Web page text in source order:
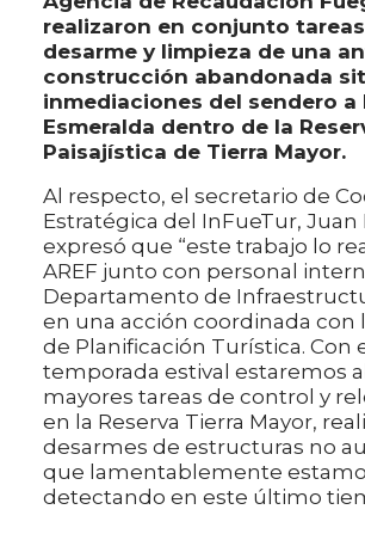
realizaron en conjunto
desarme y limpieza de una
construcción abandonada
inmediaciones del sendero a
Esmeralda dentro de la
Paisajística de Tierra Mayor.
Al respecto, el secretario de
Estratégica del InFueTur, Juan
expresó que “este trabajo lo
AREF junto con personal
Departamento de
en una acción coordinada con
de Planificación Turística. Con
temporada estival estaremos
mayores tareas de control y
en la Reserva Tierra Mayor,
desarmes de estructuras no
que lamentablemente
detectando en este último